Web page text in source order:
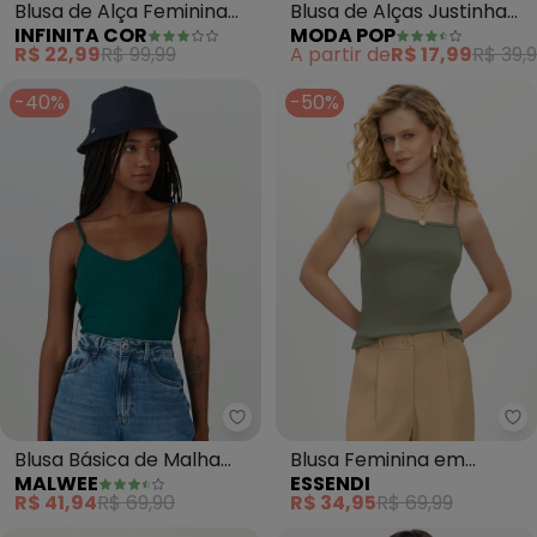
Blusa de Alça Feminina
Visco Premiere (Verde)
INFINITA COR
R$ 22,99R$ 99,99
Blusa de Alças Justinha
(Verde Claro)
MODA POP
A partir deR$ 17,99R$
-40%
Malwee - Blusa Básica de
Blusa Básica de Malha
Canelada de Viscose
(Verde)
MALWEE
R$ 41,94R$ 69,90
-50%
Blusa Feminina em
Ribana (Verde)
ESSENDI
R$ 34,95R$ 69,99